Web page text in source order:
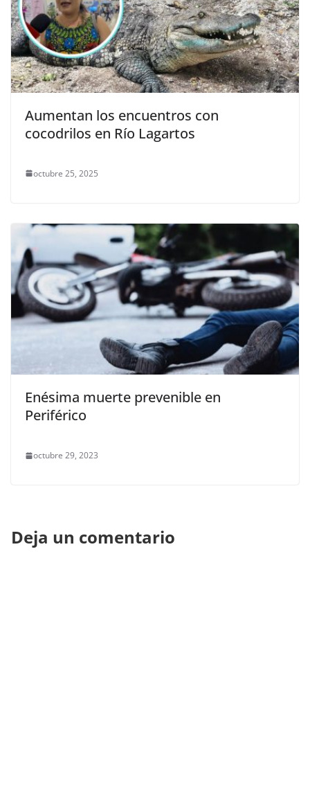
Aumentan los encuentros con
cocodrilos en Río Lagartos
octubre 25, 2025
Enésima muerte prevenible en
Periférico
octubre 29, 2023
Deja un comentario